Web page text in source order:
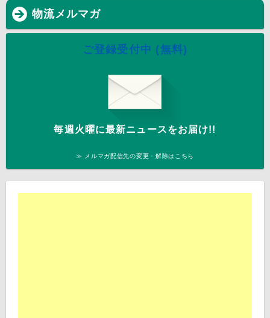
物流メルマガ
ご登録受付中 (無料)
毎週火曜に最新ニュースをお届け!!
≫ メルマガ配信先の変更・解除はこちら